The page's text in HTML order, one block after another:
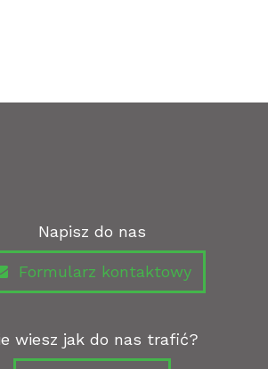
Napisz do nas
Formularz kontaktowy
wiesz jak do nas trafić?